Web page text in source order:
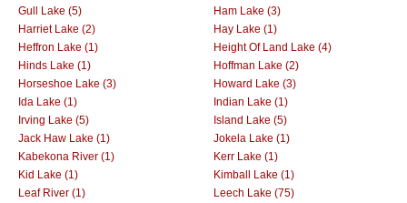
Gull Lake (5)
Ham Lake (3)
Harriet Lake (2)
Hay Lake (1)
Heffron Lake (1)
Height Of Land Lake (4)
Hinds Lake (1)
Hoffman Lake (2)
Horseshoe Lake (3)
Howard Lake (3)
Ida Lake (1)
Indian Lake (1)
Irving Lake (5)
Island Lake (5)
Jack Haw Lake (1)
Jokela Lake (1)
Kabekona River (1)
Kerr Lake (1)
Kid Lake (1)
Kimball Lake (1)
Leaf River (1)
Leech Lake (75)